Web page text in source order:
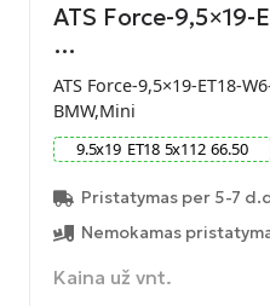
ATS Force-9,5×19-
…
ATS Force-9,5×19-ET18-
BMW,Mini
9.5x19 ET18 5x112 66.50
Pristatymas per 5-7
Nemokamas
Kaina už vnt.